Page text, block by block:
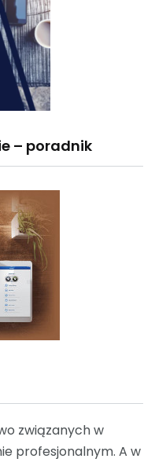
– poradnik
związanych w
profesjonalnym. A w